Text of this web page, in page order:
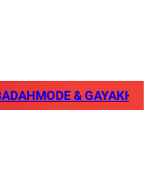
MODE & GAYA